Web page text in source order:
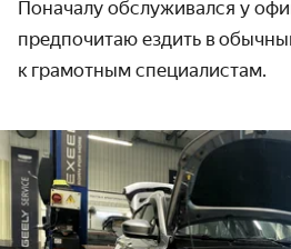
Поначалу обслуживался у
предпочитаю ездить в
к грамотным специалистам.